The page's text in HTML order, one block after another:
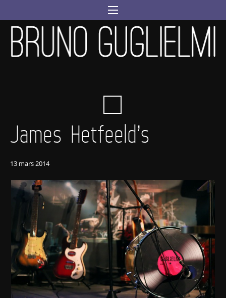
James Hetfeeld’s
13 mars 2014